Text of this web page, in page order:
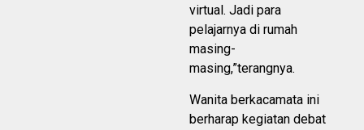
virtual. Jadi para
pelajarnya di rumah
masing-
masing,”terangnya.
Wanita berkacamata ini
berharap kegiatan debat